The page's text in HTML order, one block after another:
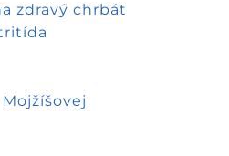
zdravý chrbát